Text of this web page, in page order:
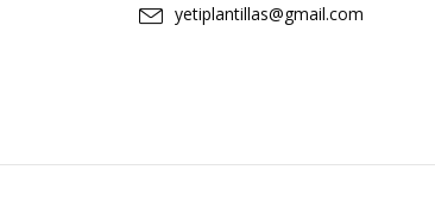
yetiplantillas@gmail.com